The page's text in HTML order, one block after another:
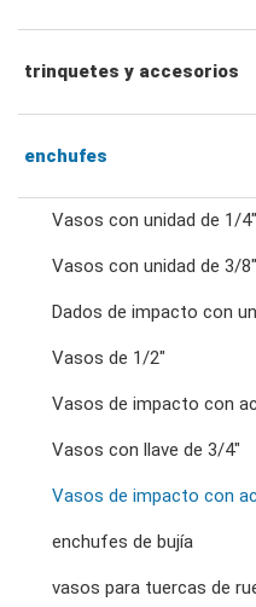
llaves combinadas
llaves de trinquete
llaves de doble
llaves de trinquete
llaves de doble boca
trinquetes y accesorios
Trinquetes con
Mangos y
Accesorios para
Accesorios para
enchufes
Vasos con unidad de 1/4"
Vasos con unidad de 3/8"
Dados de impacto con
Vasos de 1/2"
Vasos de impacto con
Vasos con llave de 3/4"
Vasos de impacto con
enchufes de bujía
vasos para tuercas de